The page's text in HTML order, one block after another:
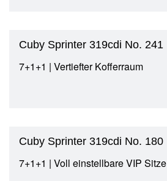
Cuby Sprinter 319cdi No. 241
7+1+1 | Vertiefter Kofferraum
Cuby Sprinter 319cdi No. 180
7+1+1 | Voll einstellbare VIP Sitze